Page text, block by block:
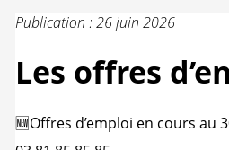
Publication : 26 juin 2026
Les offres
🆕Offres d’emploi en cours au